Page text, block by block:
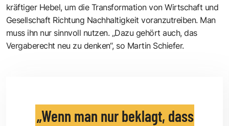
kräftiger Hebel, um die Transformation von Wirtschaft und
Gesellschaft Richtung Nachhaltigkeit voranzutreiben. Man
muss ihn nur sinnvoll nutzen. „Dazu gehört auch, das
Vergaberecht neu zu denken“, so Martin Schiefer.
Wenn man nur beklagt, dass